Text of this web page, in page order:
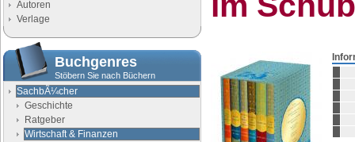
Autoren
Verlage
Buchgenres
Stöbern Sie nach Büchern
SachbÃ¼cher
Geschichte
Ratgeber
Wirtschaft & Finanzen